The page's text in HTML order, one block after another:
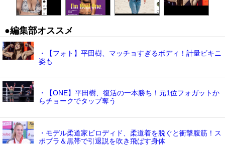
●編集部オススメ
・【フォト】平田樹、マッチョすぎるボディ！計量ビキニ
姿も
・【ONE】平田樹、復活の一本勝ち！元1位フォガットか
らチョークでタップ奪う
・モデル柔道家ビロディド、柔道着を脱ぐと衝撃腹筋！ス
ポブラ＆黒帯で引退説を吹き飛ばす身体